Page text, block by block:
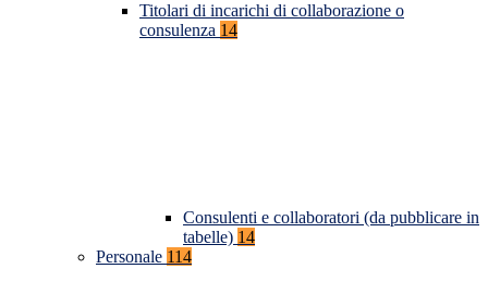
Titolari di incarichi di collaborazione o
consulenza 14
Consulenti e collaboratori (da pubblicare in
tabelle) 14
Personale 114